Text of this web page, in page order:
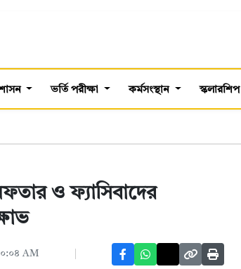
ভর্তি পরীক্ষা কর্মসংস্থান স্কলারশিপ
ও ফ্যাসিবাদের
AM